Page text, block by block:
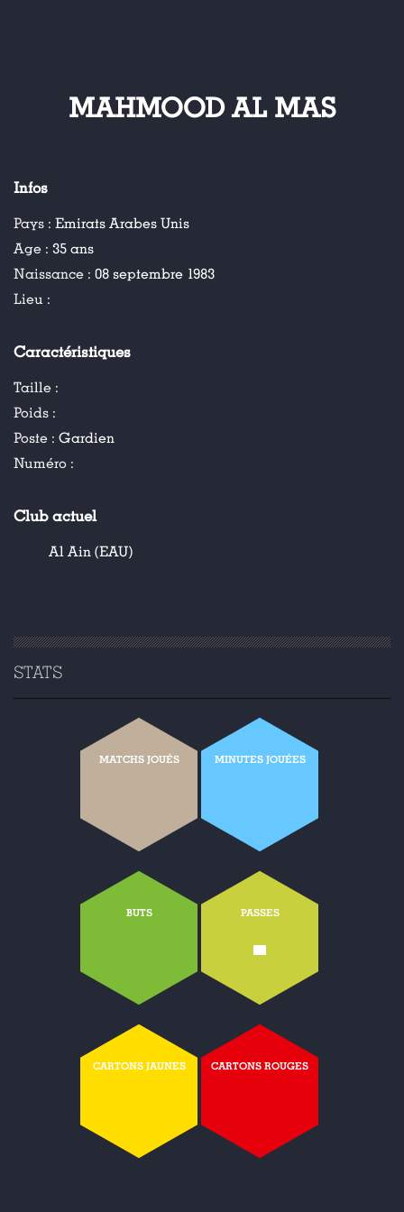
MAHMOOD AL MAS
Infos
Pays : Emirats Arabes Unis
Age : 35 ans
Naissance : 08 septembre 1983
Lieu :
Caractéristiques
Taille :
Poids :
Poste : Gardien
Numéro :
Club actuel
Al Ain (EAU)
STATS
MATCHS JOUÉS MINUTES JOUÉES
BUTS PASSES
-
CARTONS JAUNES CARTONS ROUGES